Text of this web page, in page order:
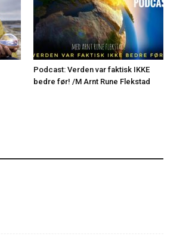
Podcast: Verden var faktisk IKKE
bedre før! /M Arnt Rune Flekstad